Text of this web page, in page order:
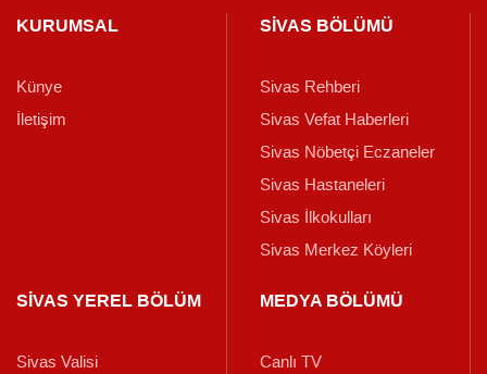
KURUMSAL
Künye
İletişim
SİVAS BÖLÜMÜ
Sivas Rehberi
Sivas Vefat Haberleri
Sivas Nöbetçi Eczaneler
Sivas Hastaneleri
Sivas İlkokulları
Sivas Merkez Köyleri
SİVAS YEREL BÖLÜM
Sivas Valisi
MEDYA BÖLÜMÜ
Canlı TV